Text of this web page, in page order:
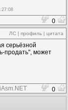
0
ЛС | профиль | цитата
серьёзной
продать", может
0